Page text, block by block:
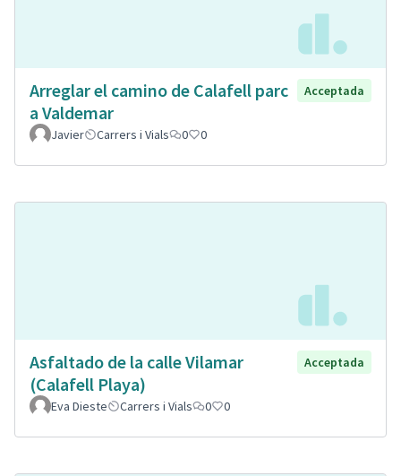
Arreglar el camino de Calafell parc
a Valdemar
Acceptada
Javier Carrers i Vials 0 0
Asfaltado de la calle Vilamar
(Calafell Playa)
Acceptada
Eva Dieste Carrers i Vials 0 0